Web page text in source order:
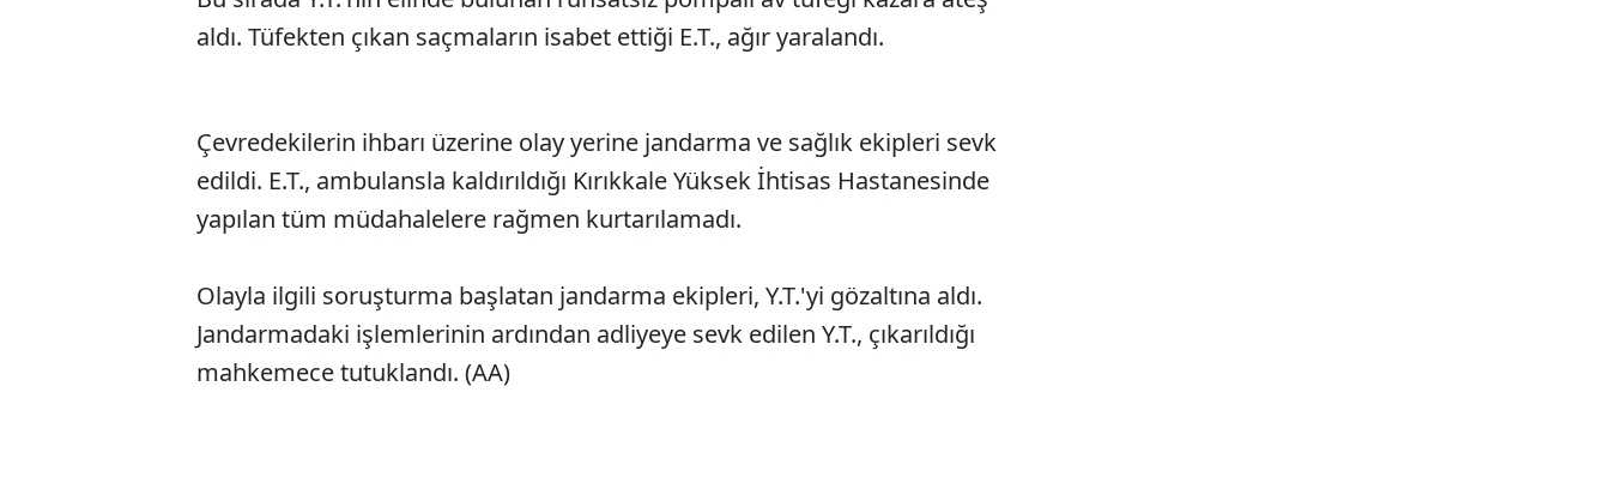
aldı. Tüfekten çıkan saçmaların isabet ettiği E.T., ağır yaralandı.
Çevredekilerin ihbarı üzerine olay yerine jandarma ve sağlık ekipleri sevk
edildi. E.T., ambulansla kaldırıldığı Kırıkkale Yüksek İhtisas Hastanesinde
yapılan tüm müdahalelere rağmen kurtarılamadı.
Olayla ilgili soruşturma başlatan jandarma ekipleri, Y.T.'yi gözaltına aldı.
Jandarmadaki işlemlerinin ardından adliyeye sevk edilen Y.T., çıkarıldığı
mahkemece tutuklandı. (AA)